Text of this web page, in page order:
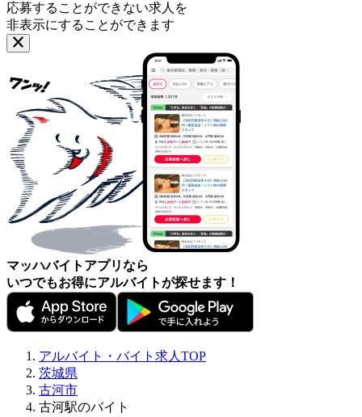
応募することができない求人を
非表示にすることができます
マッハバイトアプリなら
いつでもお得にアルバイトが探せます！
アルバイト・バイト求人TOP
茨城県
古河市
古河駅のバイト